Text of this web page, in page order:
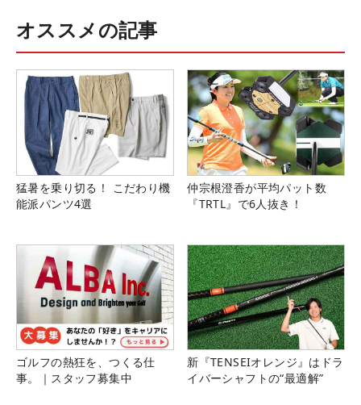
オススメの記事
猛暑を乗り切る！ こだわり機
能派パンツ4選
仲宗根澄香が平均パット数
『TRTL』で6人抜き！
ゴルフの熱狂を、つくる仕
事。｜スタッフ募集中
新『TENSEIオレンジ』はドラ
イバーシャフトの“最適解”